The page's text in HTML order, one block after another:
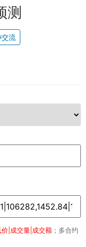
测
交流
|成交量|成交额 ；多合约